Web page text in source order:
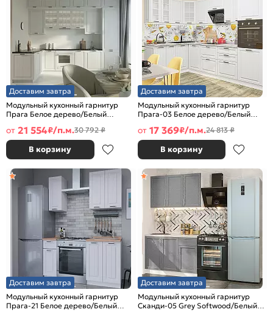
Доставим завтра
Модульный кухонный гарнитур
Прага Белое дерево/Белый
от 21 554₽/п.м.30 792 ₽
В корзину
Доставим завтра
Модульный кухонный гарнитур
Прага-03 Белое дерево/Белый
от 17 369₽/п.м.24 813 ₽
В корзину
Доставим завтра
Модульный кухонный гарнитур
Прага-21 Белое дерево/Белый
Доставим завтра
Модульный кухонный гарнитур
Сканди-05 Grey Softwood/Белый